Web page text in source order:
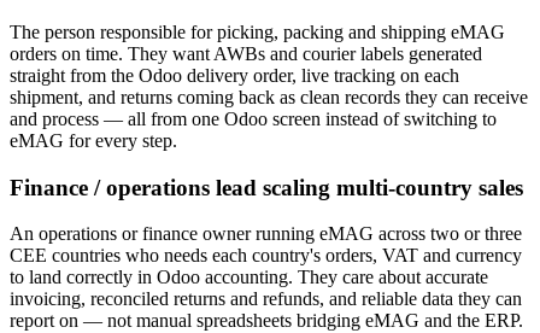
The person responsible for picking, packing and shipping eMAG
orders on time. They want AWBs and courier labels generated
straight from the Odoo delivery order, live tracking on each
shipment, and returns coming back as clean records they can receive
and process — all from one Odoo screen instead of switching to
eMAG for every step.
Finance / operations lead scaling multi-country sales
An operations or finance owner running eMAG across two or three
CEE countries who needs each country's orders, VAT and currency
to land correctly in Odoo accounting. They care about accurate
invoicing, reconciled returns and refunds, and reliable data they can
report on — not manual spreadsheets bridging eMAG and the ERP.